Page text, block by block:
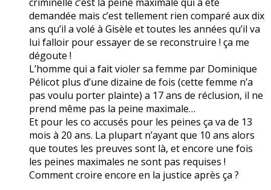
demandée mais c’est tellement rien comparé aux dix
ans qu’il a volé à Gisèle et toutes les années qu’il va
lui falloir pour essayer de se reconstruire ! ça me
dégoute !
L’homme qui a fait violer sa femme par Dominique
Pélicot plus d’une dizaine de fois (cette femme n’a
pas voulu porter plainte) a 17 ans de réclusion, il ne
prend même pas la peine maximale…
Et pour les co accusés pour les peines ça va de 13
mois à 20 ans. La plupart n’ayant que 10 ans alors
que toutes les preuves sont là, et encore une fois
les peines maximales ne sont pas requises !
Comment croire encore en la justice après ça ?